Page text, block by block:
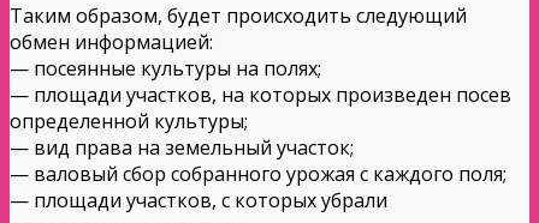
Таким образом, будет происходить следующий
обмен информацией:
— посеянные культуры на полях;
— площади участков, на которых произведен посев
определенной культуры;
— вид права на земельный участок;
— валовый сбор собранного урожая с каждого поля;
— площади участков, с которых убрали